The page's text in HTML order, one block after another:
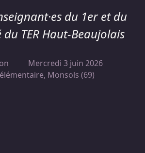
du 1er et du
TER Haut-Beaujolais
Mercredi 3 juin 2026
Monsols (69)